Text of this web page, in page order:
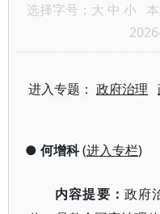
选择字号： 大 中 小
进入专题：政府治理
● 何增科(进入专栏)
内容提要： 政府